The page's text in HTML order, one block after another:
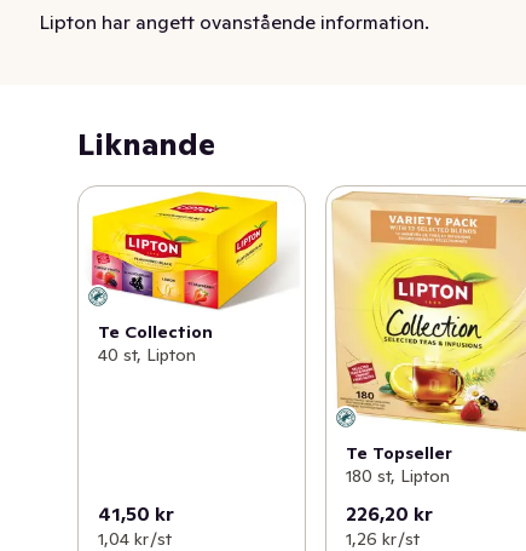
Blackcurrant - samtliga tepåsar är i kuvertformat. Låt de
Lipton har angett ovanstående information.
Liknande
Te Collection
40 st, Lipton
41,50 kr
1,04 kr /st
Te Topseller
180 st, Lipton
226,20 kr
1,26 kr /st